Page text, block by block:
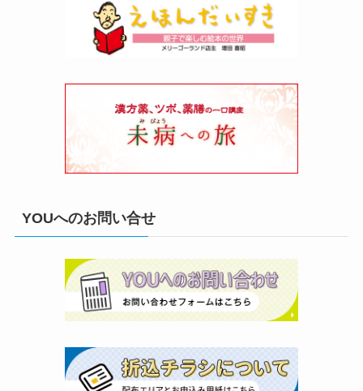
YOUへのお問い合せ